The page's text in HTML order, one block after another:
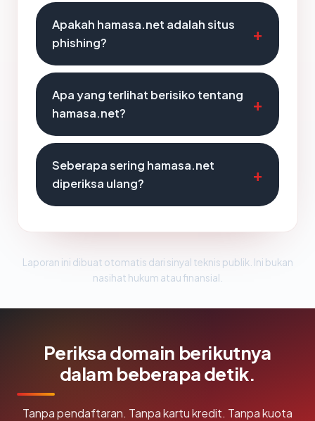
Apakah hamasa.net adalah situs
phishing?
Apa yang terlihat berisiko tentang
hamasa.net?
Seberapa sering hamasa.net
diperiksa ulang?
Laporan ini dibuat otomatis dari sinyal teknis publik. Ini bukan
nasihat hukum atau finansial.
Periksa domain berikutnya
dalam beberapa detik.
Tanpa pendaftaran. Tanpa kartu kredit. Tanpa kuota